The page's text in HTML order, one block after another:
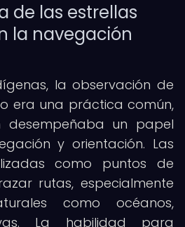
de las estrellas
la navegación
la observación de
era una práctica común,
desempeñaba un papel
y orientación. Las
como puntos de
rutas, especialmente
como océanos,
La habilidad para